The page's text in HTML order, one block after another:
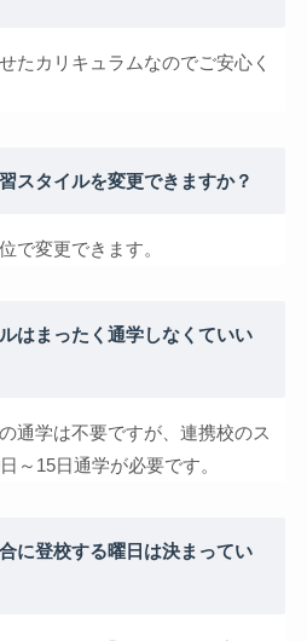
たカリキュラムなのでご安心く
スタイルを変更できますか？
で変更できます。
はまったく通学しなくていい
通学は不要ですが、連携校のス
～15日通学が必要です。
に登校する曜日は決まってい